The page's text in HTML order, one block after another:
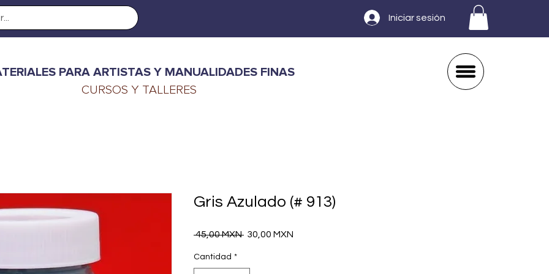
Iniciar sesión
PARA ARTISTAS Y MANUALIDADES FINAS
CURSOS Y TALLERES
Gris Azulado (# 913)
45,00 MXN Precio
30,00 MXN
Cantidad *